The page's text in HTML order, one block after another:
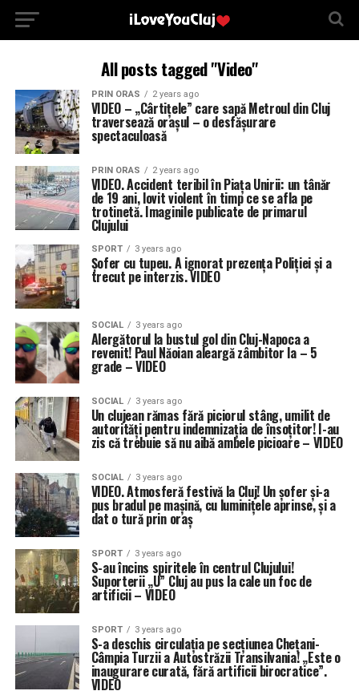
All posts tagged "Video"
PRIN ORAS 2 years ago
VIDEO – „Cârtițele” care sapă Metroul din Cluj
traversează orașul – o desfășurare
spectaculoasă
PRIN ORAS 2 years ago
VIDEO. Accident teribil în Piața Unirii: un tânăr
de 19 ani, lovit violent în timp ce se afla pe
trotinetă. Imaginile publicate de primarul
Clujului
SPORT 3 years ago
Șofer cu tupeu. A ignorat prezența Poliției și a
trecut pe interzis. VIDEO
SOCIAL 3 years ago
Alergătorul la bustul gol din Cluj-Napoca a
revenit! Paul Năoian aleargă zâmbitor la – 5
grade – VIDEO
SOCIAL 3 years ago
Un clujean rămas fără piciorul stâng, umilit de
autorități pentru indemnizația de însoțitor! I-au
zis că trebuie să nu aibă ambele picioare – VIDEO
SOCIAL 3 years ago
VIDEO. Atmosferă festivă la Cluj! Un șofer și-a
pus bradul pe mașină, cu luminițele aprinse, și a
dat o tură prin oraș
SPORT 3 years ago
S-au încins spiritele în centrul Clujului!
Suporterii „U” Cluj au pus la cale un foc de
artificii – VIDEO
SPORT 3 years ago
S-a deschis circulația pe secțiunea Chețani-
Câmpia Turzii a Autostrăzii Transilvania! „Este o
inaugurare curată, fără artificii birocratice”.
VIDEO